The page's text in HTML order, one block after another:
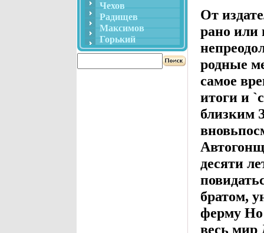
Чехов
Радищев
Максимов
Горький
От
рано или
родные
самое
итоги и
близким
десяти
братом,
ферму Но
весь мир